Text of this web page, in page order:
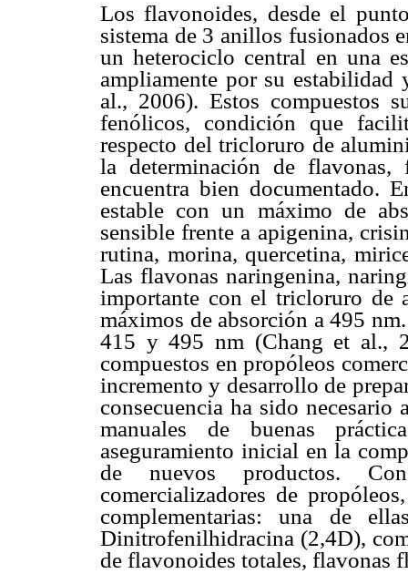
Los flavonoides, desde el
sistema de 3 anillos fusionados
un heterociclo central en una
ampliamente por su
al., 2006). Estos compuestos
fenólicos, condición que
respecto del tricloruro de
la determinación de flavonas,
encuentra bien documentado.
estable con un máximo de
sensible frente a apigenina,
rutina, morina, quercetina,
Las flavonas naringenina,
importante con el tricloruro de
máximos de absorción a 495
415 y 495 nm (Chang et al.,
compuestos en propóleos
incremento y desarrollo de
consecuencia ha sido
manuales de buenas
aseguramiento inicial en la
de nuevos productos.
comercializadores de
complementarias: una de
Dinitrofenilhidracina (2,4D),
de flavonoides totales, flavonas